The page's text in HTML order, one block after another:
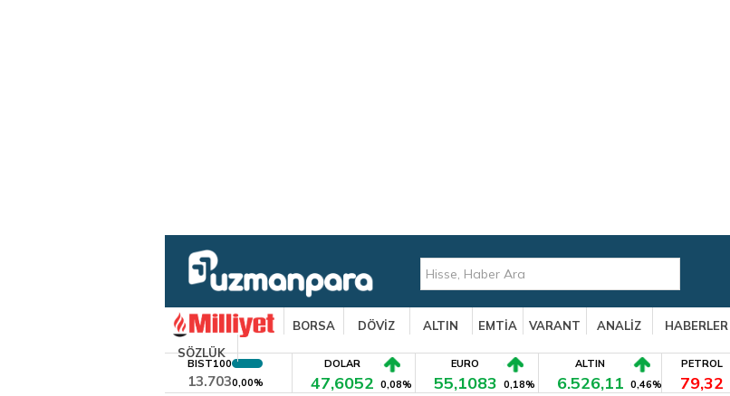
BORSA DÖVİZ ALTIN EMTİA VARANT ANALİZ HABERLER
SÖZLÜK
BIST100
13.7030,00%
DOLAR
47,6052 0,08%
EURO
55,1083 0,18%
ALTIN
6.526,11 0,46%
PETROL
79,32